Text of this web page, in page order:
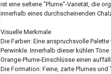
ist eine seltene "Plume"-Varietät, die
innerhalb eines durchscheinenden
Visuelle Merkmale
Die Farben: Eine anspruchsvolle
Perwinkle. Innerhalb dieser kühlen
Orange-Plume-Einschlüsse einen
Die Formation: Feine, zarte Plumes